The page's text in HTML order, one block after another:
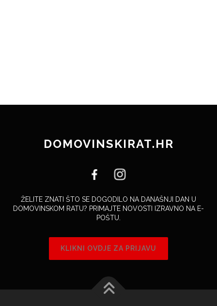
DOMOVINSKIRAT.HR
ŽELITE ZNATI ŠTO SE DOGODILO NA DANAŠNJI DAN U
DOMOVINSKOM RATU? PRIMAJTE NOVOSTI IZRAVNO NA E-
POŠTU.
KLIKNI OVDJE ZA PRIJAVU